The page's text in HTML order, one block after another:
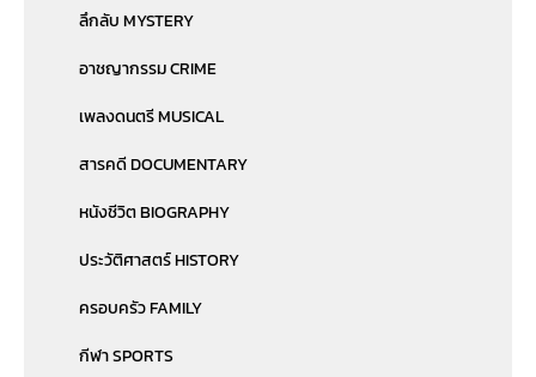
ลึกลับ MYSTERY
อาชญากรรม CRIME
เพลงดนตรี MUSICAL
สารคดี DOCUMENTARY
หนังชีวิต BIOGRAPHY
ประวัติศาสตร์ HISTORY
ครอบครัว FAMILY
กีฬา SPORTS